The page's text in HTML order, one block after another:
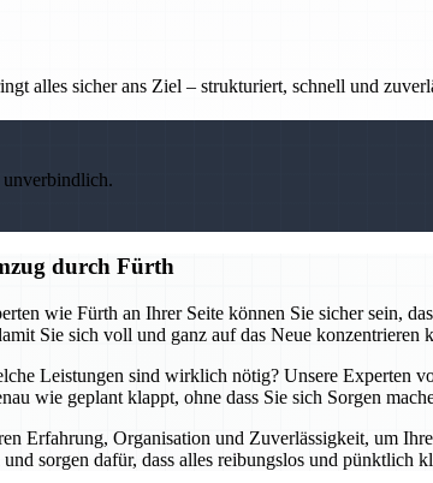
alles sicher ans Ziel – strukturiert, schnell und
unverbindlich.
durch Fürth
wie Fürth an Ihrer Seite können Sie sicher sein,
Sie sich voll und ganz auf das Neue konzentrieren
Leistungen sind wirklich nötig? Unsere Experten
wie geplant klappt, ohne dass Sie sich Sorgen
Erfahrung, Organisation und Zuverlässigkeit, um
sorgen dafür, dass alles reibungslos und pünktlich